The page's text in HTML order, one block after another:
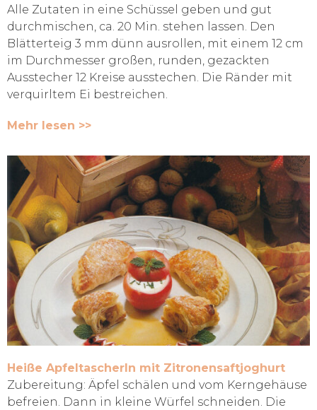
Alle Zutaten in eine Schüssel geben und gut
durchmischen, ca. 20 Min. stehen lassen. Den
Blätterteig 3 mm dünn ausrollen, mit einem 12 cm
im Durchmesser großen, runden, gezackten
Ausstecher 12 Kreise ausstechen. Die Ränder mit
verquirltem Ei bestreichen.
Mehr lesen >>
Heiße Apfeltascherln mit Zitronensaftjoghurt
Zubereitung: Äpfel schälen und vom Kerngehäuse
befreien. Dann in kleine Würfel schneiden. Die